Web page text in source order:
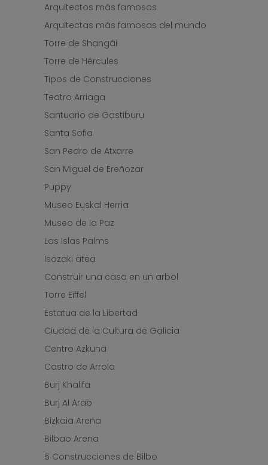
Arquitectos más famosos
Arquitectas más famosas del mundo
Torre de Shangái
Torre de Hércules
Tipos de Construcciones
Teatro Arriaga
Santuario de Gastiburu
Santa Sofia
San Pedro de Atxarre
San Miguel de Ereñozar
Puppy
Museo Euskal Herria
Museo de la Paz
Las Islas Palms
Isozaki atea
Construir una casa en un arbol
Torre Eiffel
Estatua de la Libertad
Ciudad de la Cultura de Galicia
Centro Azkuna
Castro de Arrola
Burj Khalifa
Burj Al Arab
Bizkaia Arena
Bilbao Arena
5 Construcciones de Bilbo